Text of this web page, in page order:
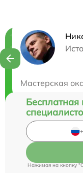
Мастерская
Нужна
Бесплатная
Нажимая на кнопку